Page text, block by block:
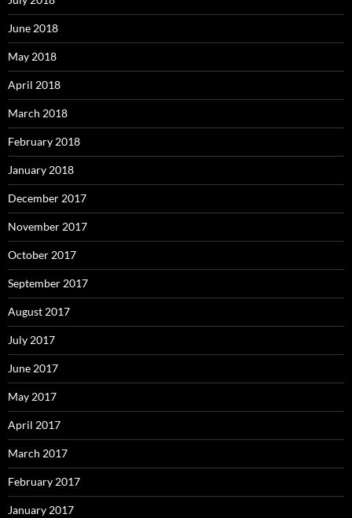
June 2018
May 2018
April 2018
March 2018
February 2018
January 2018
December 2017
November 2017
October 2017
September 2017
August 2017
July 2017
June 2017
May 2017
April 2017
March 2017
February 2017
January 2017